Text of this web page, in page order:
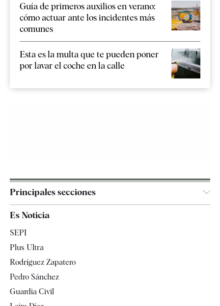
Guía de primeros auxilios en verano:
cómo actuar ante los incidentes más
comunes
Esta es la multa que te pueden poner
por lavar el coche en la calle
Principales secciones
España
Televisión
Es Noticia
SEPI
Plus Ultra
Rodríguez Zapatero
Pedro Sánchez
Guardia Civil